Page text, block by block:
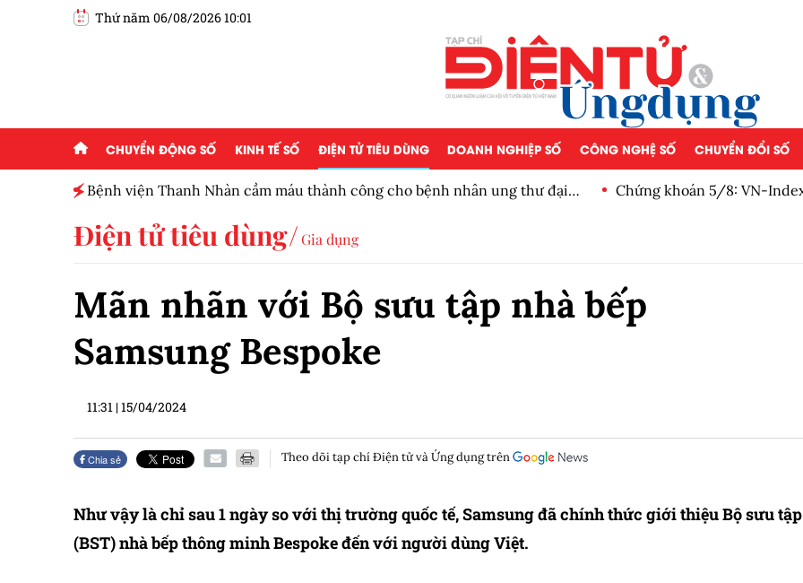
Thứ năm 06/08/2026 10:01
CHUYỂN ĐỘNG SỐ KINH TẾ SỐ ĐIỆN TỬ TIÊU DÙNG DOANH NGHIỆP SỐ CÔNG NGHỆ SỐ CHUYỂN ĐỔI SỐ
Bệnh viện Thanh Nhàn cầm máu thành công cho bệnh nhân ung thư đại
Chứng khoán 5/8: VN-
Điện tử tiêu dùng Gia dụng
Mãn nhãn với Bộ sưu tập nhà bếp
Samsung Bespoke
11:31 |15/04/2024
Chia sẻ Theo dõi tạp chí Điện tử và Ứng dụng trên
Như vậy là chỉ sau 1 ngày so với thị trường quốc tế, Samsung đã chính thức giới thiệu Bộ sưu tập
(BST) nhà bếp thông minh Bespoke đến với người dùng Việt.